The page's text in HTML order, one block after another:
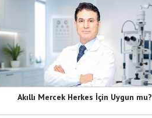
Akıllı Mercek Herkes İçin Uygun mu?